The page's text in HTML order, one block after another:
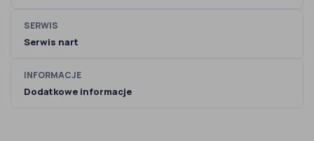
SERWIS
Serwis nart
INFORMACJE
Dodatkowe informacje